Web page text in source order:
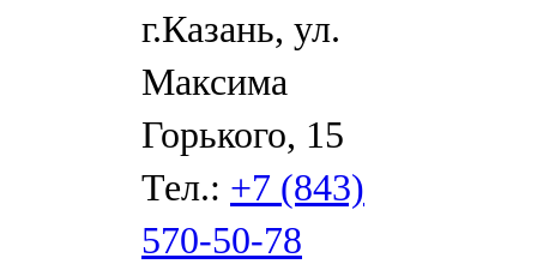
г.Казань, ул.
Максима
Горького, 15
Тел.: +7 (843)
570-50-78